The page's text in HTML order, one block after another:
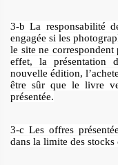
3-b La responsabilité
engagée si les
le site ne
effet, la présentation
nouvelle édition,
être sûr que le livre
présentée.
3-c Les offres
dans la limite des stocks